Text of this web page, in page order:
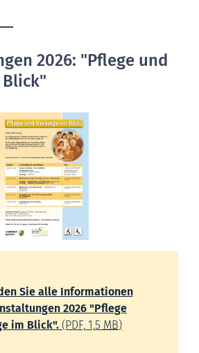
2026: "Pflege und
Blick"
Sie alle Informationen
2026 "Pflege
im Blick". (PDF, 1,5 MB)